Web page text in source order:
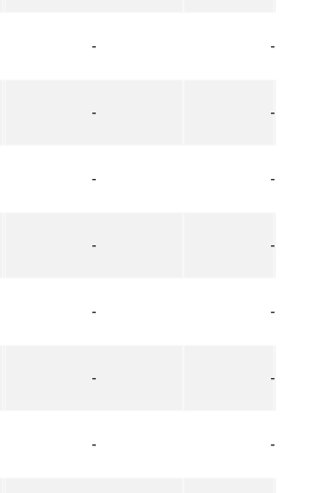
- -
- -
- -
- -
- -
- -
- -